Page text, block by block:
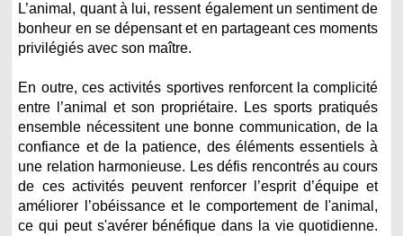
L’animal, quant à lui, ressent également un sentiment de
bonheur en se dépensant et en partageant ces moments
privilégiés avec son maître.
En outre, ces activités sportives renforcent la complicité
entre l’animal et son propriétaire. Les sports pratiqués
ensemble nécessitent une bonne communication, de la
confiance et de la patience, des éléments essentiels à
une relation harmonieuse. Les défis rencontrés au cours
de ces activités peuvent renforcer l’esprit d’équipe et
améliorer l’obéissance et le comportement de l'animal,
ce qui peut s'avérer bénéfique dans la vie quotidienne.